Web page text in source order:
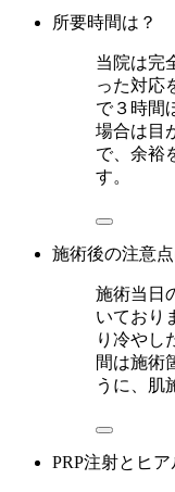
所要時間は？
当院は完
った対応
で３時間
場合は目
で、余裕
す。
施術後の注意
施術当日
いており
り冷やし
間は施術
うに、肌
PRP注射とヒ